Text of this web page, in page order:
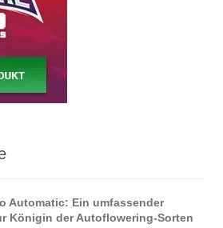
Automatic: Ein umfassender
Königin der Autoflowering‑Sorten